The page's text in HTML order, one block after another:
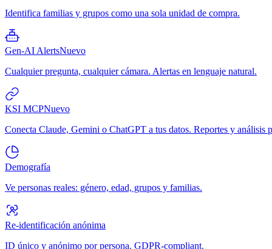
Identifica familias y grupos como una sola unidad de compra.
Gen-AI AlertsNuevo
Cualquier pregunta, cualquier cámara. Alertas en lenguaje natural.
KSI MCPNuevo
Conecta Claude, Gemini o ChatGPT a tus datos. Reportes y análisis
Demografía
Ve personas reales: género, edad, grupos y familias.
Re-identificación anónima
ID único y anónimo por persona. GDPR-compliant.